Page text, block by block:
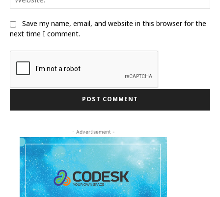
Save my name, email, and website in this browser for the
next time I comment.
- Advertisement -